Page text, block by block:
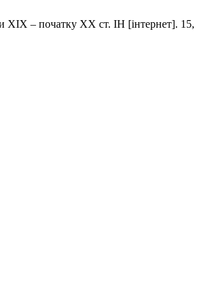
ХІХ – початку ХХ ст. ІН [інтернет]. 15,